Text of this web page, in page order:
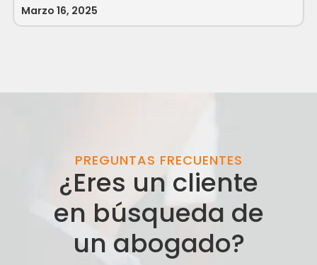
Marzo 16, 2025
PREGUNTAS FRECUENTES
¿Eres un cliente
en búsqueda de
un abogado?